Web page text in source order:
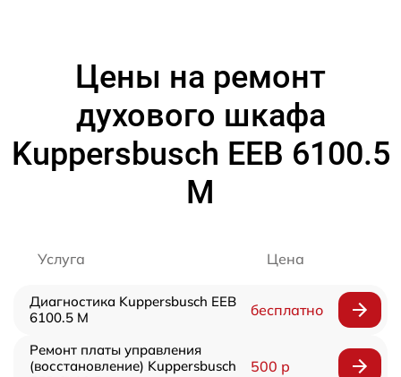
Цены на ремонт
духового шкафа
Kuppersbusch EEB 6100.5
M
Услуга Цена
Диагностика Kuppersbusch EEB
6100.5 M
бесплатно
Ремонт платы управления
(восстановление) Kuppersbusch
500 р